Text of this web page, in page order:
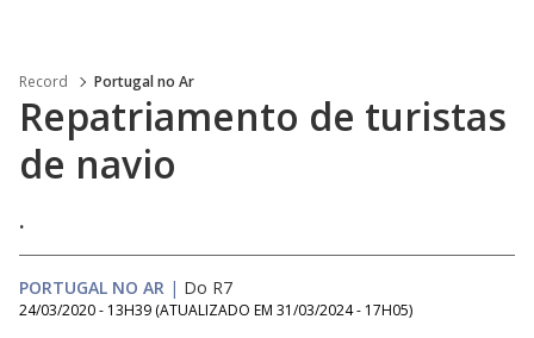
Record Portugal no Ar
Repatriamento de turistas
de navio
.
PORTUGAL NO AR | Do R7
24/03/2020 - 13H39 (ATUALIZADO EM 31/03/2024 - 17H05)